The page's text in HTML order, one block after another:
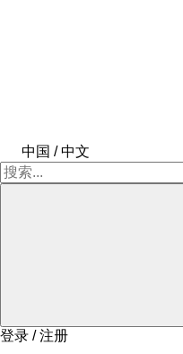
中国 / 中文
登录 / 注册